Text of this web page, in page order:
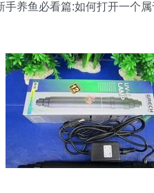
手养鱼必看篇:如何打开一个